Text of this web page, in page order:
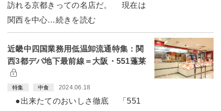
訪れる京都きっての名店だ。 現在は
関西を中心…続きを読む
近畿中四国業務用低温卸流通特集：関
西3都デパ地下最前線＝大阪・551蓬莱
特集 中食 2024.06.18
●出来たてのおいしさ徹底 「551